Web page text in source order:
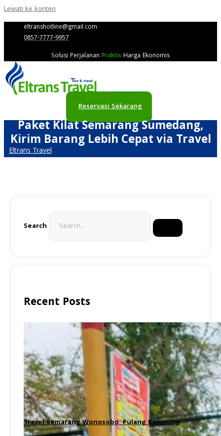
Lewati ke konten
eltranshotline@gmail.com
0857-7777-9957
Solusi Perjalanan Praktis Harga Ekonomis
Reservasi Sekarang
Paket Kilat Semarang Sumedang,
Kirim Barang Lebih Cepat via Travel
Eltrans Travel
Search
Recent Posts
Travel Semarang Wonosobo, Pulang Kampung